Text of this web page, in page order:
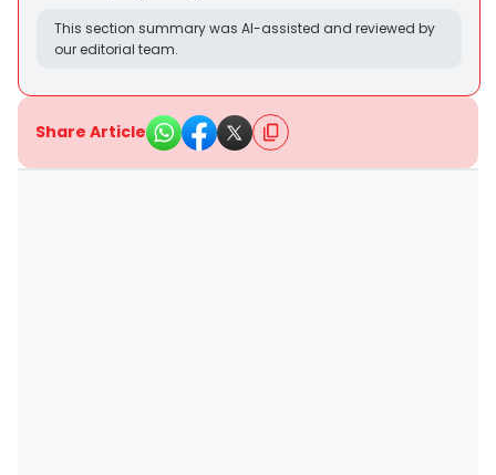
This section summary was AI-assisted and reviewed by
our editorial team.
Share Article